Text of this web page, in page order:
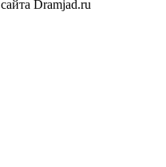
сайта Dramjad.ru